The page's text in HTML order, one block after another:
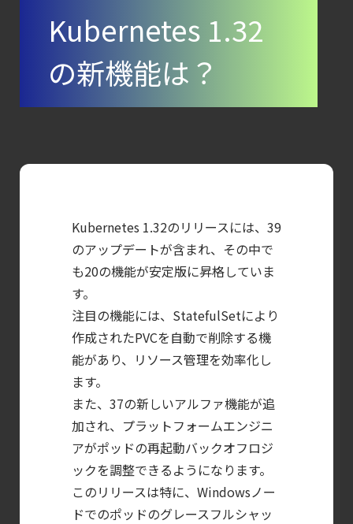
Agent
Local機能の実装ガイド
【ブログ】
Platform）とは？
ブログを更新しました
【ブログ】
攻撃者視点でクラウドの弱点を可視化する新
【ブログ】AI が
2026
4 つの側面
【ブログ】
JADEPUFFER
の進化：
エージェント型脅威アクターが
Kubernetes 1.32
の新機能は？
Kubernetes 1.32のリリースには、39
のアップデートが含まれ、その中で
も20の機能が安定版に昇格していま
す。
注目の機能には、StatefulSetにより
作成されたPVCを自動で削除する機
能があり、リソース管理を効率化し
ます。
また、37の新しいアルファ機能が追
加され、プラットフォームエンジニ
アがポッドの再起動バックオフロジ
ックを調整できるようになります。
このリリースは特に、Windowsノー
ドでのポッドのグレースフルシャッ